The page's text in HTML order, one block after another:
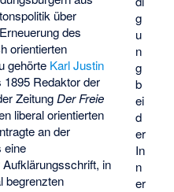
g
u
n
g
b
ei
d
er
In
n
er
über
des
orientierten
gehörte Karl Justin
1895 Redaktor der
ZeitungDer Freie
liberal orientierten
an der
eine
in
begrenzten